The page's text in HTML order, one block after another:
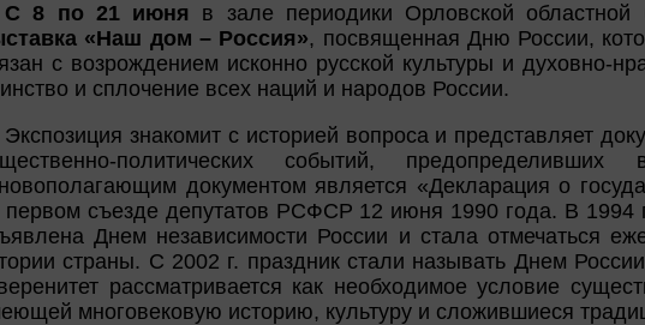
С 8 по 21 июня
в зале периодики Орловской
«Наш дом – Россия», посвященная Дню России,
с возрождением исконно русской культуры и духовно-
и сплочение всех наций и народов России.
Экспозиция знакомит с историей вопроса и представляет
политических событий,
документом является «Декларация о
первом съезде депутатов РСФСР 12 июня 1990 года. В 1994
Днем независимости России и стала отмечаться
страны. С 2002 г. праздник стали называть Днем
рассматривается как необходимое условие
многовековую историю, культуру и сложившиеся